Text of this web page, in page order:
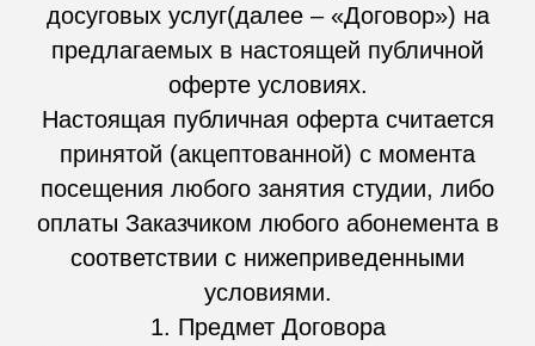
досуговых услуг(далее – «Договор») на
предлагаемых в настоящей публичной
оферте условиях.
Настоящая публичная оферта считается
принятой (акцептованной) с момента
посещения любого занятия студии, либо
оплаты Заказчиком любого абонемента в
соответствии с нижеприведенными
условиями.
1. Предмет Договора